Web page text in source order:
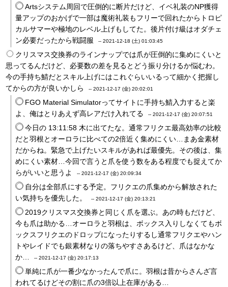
Artsシステム周回で圧倒的に断片だけど、イベ礼装のNP獲得
量アップのおかげで一部は魔術礼装もフリーで回れたからトロピ
カルサマーや極地のレベル上げもしてた。後片付け級はオダチェ
ン必要だったから戦闘服
-- 2021-12-18 (土) 01:03:45
クリスマス交換券のラインナップでは爪が圧倒的に集めにくいと
思ってるんだけど、必要数の差を見るとどう振り分けるか悩むわ。
今の手持ち鯖だとスキル上げにはこれぐらいいるって細かく把握し
てからの方が良いかしら
-- 2021-12-17 (金) 20:02:01
FGO Material Simulatorってサイトに手持ち鯖入力すると楽
よ、俺はとりあえず高レアだけ入れてる
-- 2021-12-17 (金) 20:07:51
今日の 13:11:58 木に出てたな。通常フリクエ最高効率の比較
だと羽根とオーロラに比べての2倍近く集めにくい…まあ金素材
だからね。緊急で上げたいスキルがあれば最優先。その後は、集
めにくい素材…今回で言うと爪を使う数をある程度でも捉えてか
らがいいと思うよ
-- 2021-12-17 (金) 20:09:34
自分は全部爪にする予定。フリクエの爪集めから解放された
い気持ちを優先した。
-- 2021-12-17 (金) 20:13:21
2019クリスマス交換券と同じく爪を選ぶ。あの時もだけど、
今も爪は助かる…オーロラと羽根は、ボックス入りしなくてもボ
ックスフリクエのドロップになったりするし通常フリクエやハン
トやレイドでも銀素材なりの落ちやすさあるけど、爪はなかな
か…
-- 2021-12-17 (金) 20:17:13
単純に爪が一番少なかったんで爪に。羽根は昔からさんざ言
われてるけどその割に爪の3倍以上在庫がある…